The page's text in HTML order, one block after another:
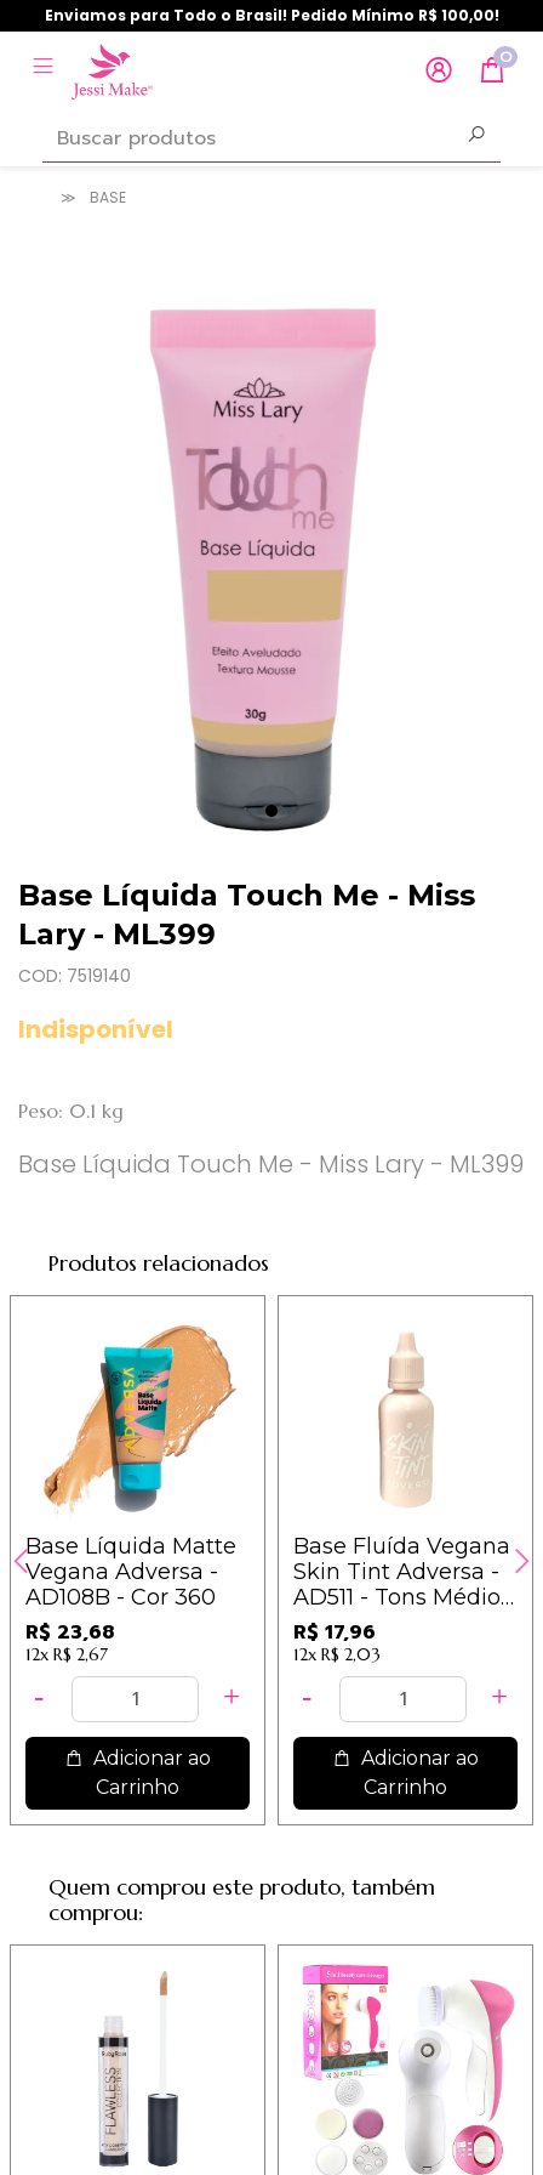
Enviamos para Todo o Brasil! Pedido Mínimo R$ 100,00!
0
BASE
Base Líquida Touch Me - Miss
Lary - ML399
COD: 7519140
Indisponível
Peso: 0.1 kg
Base Líquida Touch Me - Miss Lary - ML399
Produtos relacionados
Base Líquida Matte
Vegana Adversa -
AD108B - Cor 360
R$ 23,68
12x R$ 2,67
Adicionar ao
Carrinho
Base Fluída Vegana
Skin Tint Adversa -
AD511 - Tons Médios
Claros - Cor 300
R$ 17,96
12x R$ 2,03
Adicionar ao
Carrinho
Quem comprou este produto, também
comprou: